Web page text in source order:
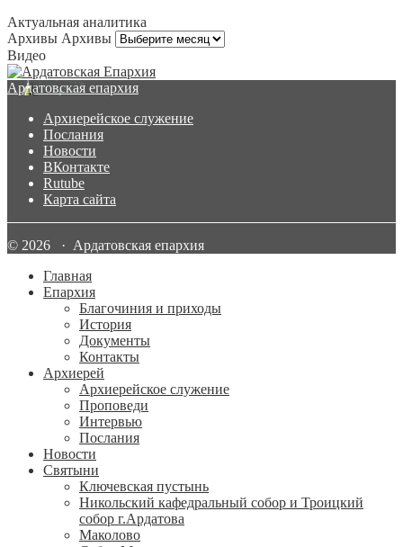
Актуальная аналитика
Архивы Архивы
Видео
Ардатовская епархия
Архиерейское служение
Послания
Новости
ВКонтакте
Rutube
Карта сайта
© 2026 · Ардатовская епархия
Главная
Епархия
Благочиния и приходы
История
Документы
Контакты
Архиерей
Архиерейское служение
Проповеди
Интервью
Послания
Новости
Святыни
Ключевская пустынь
Никольский кафедральный собор и Троицкий
собор г.Ардатова
Маколово